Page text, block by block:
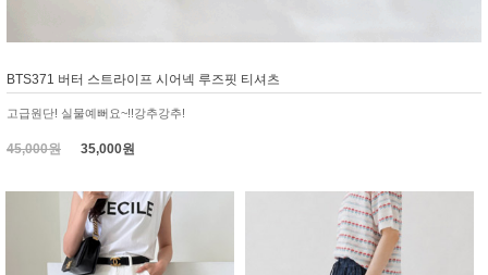
BTS371 버터 스트라이프 시어넥 루즈핏 티셔츠
고급원단! 실물예뻐요~!!강추강추!
45,000원 35,000원